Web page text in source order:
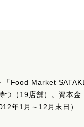
Food Market
つ（19店舗）。資本
年1月～12月末日）